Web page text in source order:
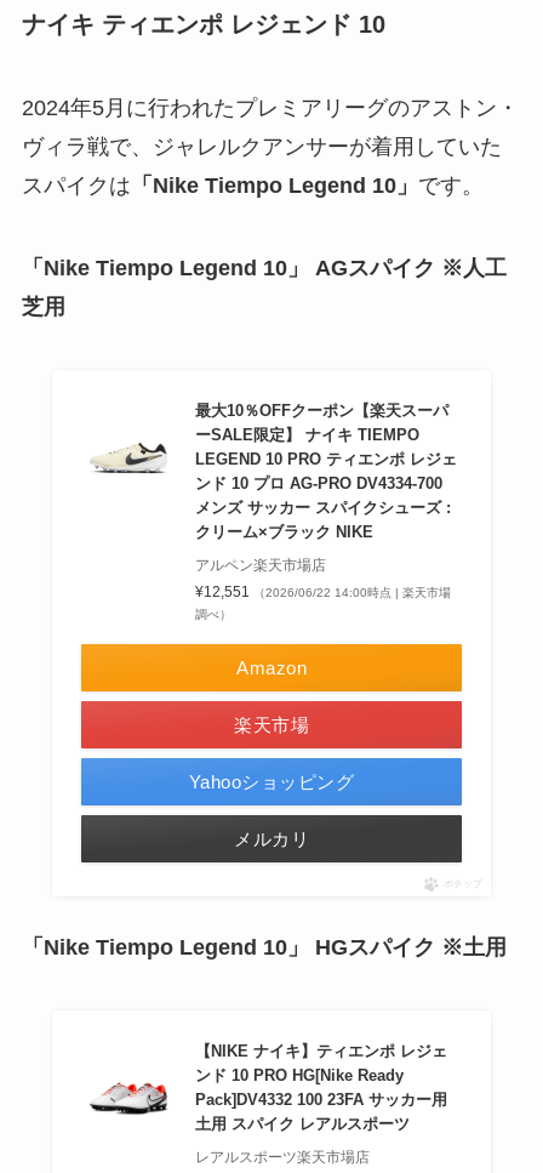
ナイキ ティエンポ レジェンド 10
2024年5月に行われたプレミアリーグのアストン・
ヴィラ戦で、ジャレルクアンサーが着用していた
スパイクは 「Nike Tiempo Legend 10」 です。
「Nike Tiempo Legend 10」
AGスパイク ※人工
芝用
最大10％OFFクーポン【楽天スーパ
ーSALE限定】 ナイキ TIEMPO
LEGEND 10 PRO ティエンポ レジェ
ンド 10 プロ AG-PRO DV4334-700
メンズ サッカー スパイクシューズ :
クリーム×ブラック NIKE
アルペン楽天市場店
¥12,551
（2026/06/22 14:00時点 | 楽天市場
調べ）
Amazon
楽天市場
Yahooショッピング
メルカリ
ポチップ
「Nike Tiempo Legend 10」 HGスパイク ※土用
【NIKE ナイキ】ティエンポ レジェ
ンド 10 PRO HG[Nike Ready
Pack]DV4332 100 23FA サッカー用
土用 スパイク レアルスポーツ
レアルスポーツ楽天市場店